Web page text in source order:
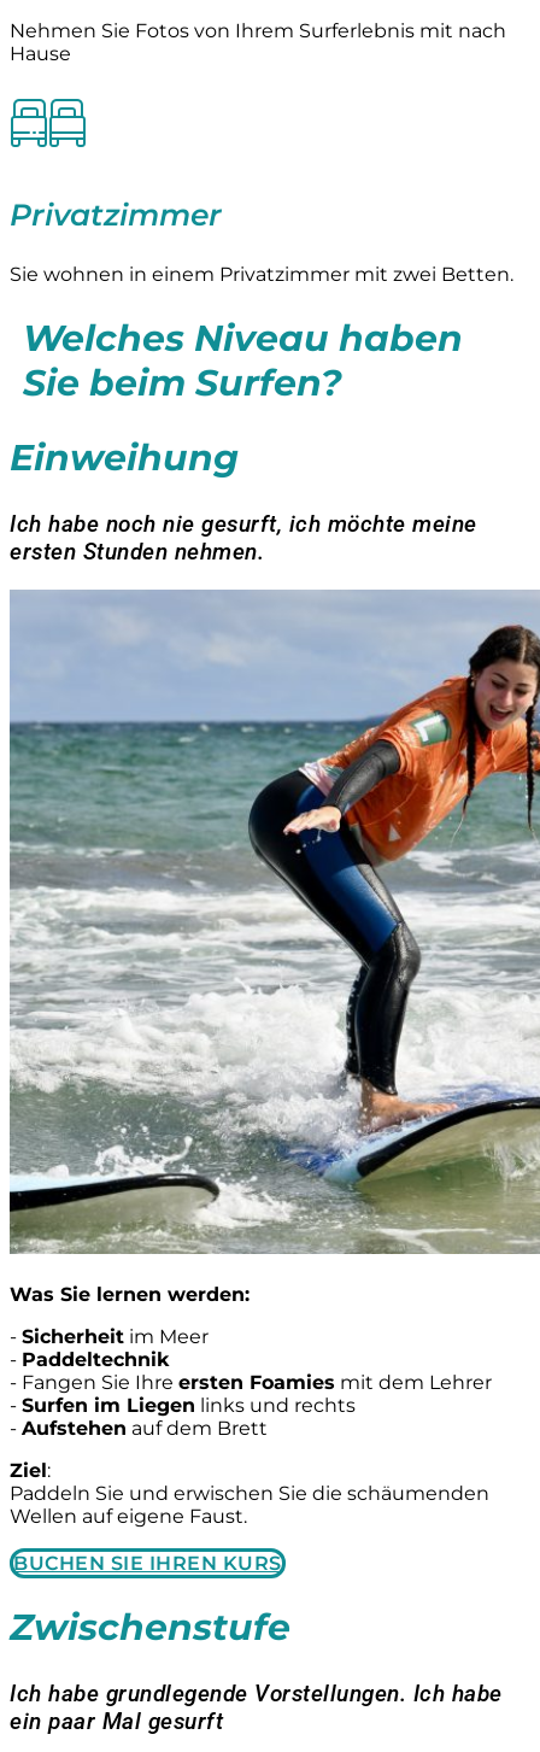
Nehmen Sie Fotos von Ihrem Surferlebnis mit nach
Hause
Privatzimmer
Sie wohnen in einem Privatzimmer mit zwei Betten.
Welches Niveau haben
Sie beim Surfen?
Einweihung
Ich habe noch nie gesurft, ich möchte meine
ersten Stunden nehmen.
Was Sie lernen werden:
- Sicherheit im Meer
- Paddeltechnik
- Fangen Sie Ihre ersten Foamies mit dem Lehrer
- Surfen im Liegen links und rechts
- Aufstehen auf dem Brett
Ziel:
Paddeln Sie und erwischen Sie die schäumenden
Wellen auf eigene Faust.
BUCHEN SIE IHREN KURS
Zwischenstufe
Ich habe grundlegende Vorstellungen. Ich habe
ein paar Mal gesurft